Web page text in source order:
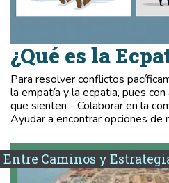
¿Qué es la
Para resolver conflictos
la empatía y la ecpatia, pues
que sienten - Colaborar en la
Ayudar a encontrar opciones de
Entre Caminos y